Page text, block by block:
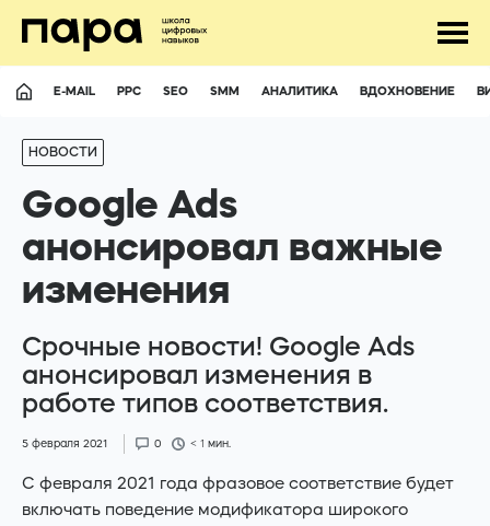
Ответим на почти все вопросы :)
+380507411693
UA RU
E-MAIL PPC SEO SMM АНАЛИТИКА ВДОХНОВЕНИЕ
НОВОСТИ
Google Ads
анонсировал важные
изменения
Срочные новости! Google Ads
анонсировал изменения в
работе типов соответствия.
5 февраля 2021 0 < 1 мин.
С февраля 2021 года фразовое соответствие будет
включать поведение модификатора широкого